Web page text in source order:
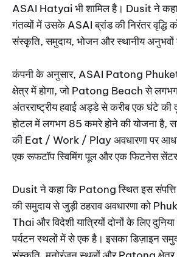
ASAI Hatyai भी शामिल है। Dusit ने कहा
गंतव्यों में उसके ASAI ब्रांड की निरंतर वृद्धि
संस्कृति, समुदाय, भोजन और स्थानीय अनुभवों
कंपनी के अनुसार, ASAI Patong
क्षेत्र में होगा, जो Patong Beach से
अंतरराष्ट्रीय हवाई अड्डे से करीब एक घंटे की
होटल में लगभग 85 कमरे होने की योजना है,
की Eat / Work / Play अवधारणा पर
एक रूफटॉप स्विमिंग पूल और एक फिटनेस सेंटर
Dusit ने कहा कि Patong स्थित इस संपत्ति
की समुदाय से जुड़ी ठहराव अवधारणा को
Thai और विदेशी यात्रियों दोनों के लिए
पर्यटन स्थलों में से एक है। इसका डिज़ाइन